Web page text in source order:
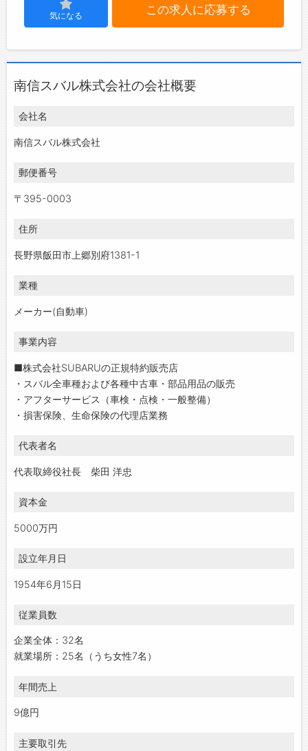
気になる この求人に応募する
南信スバル株式会社の会社概要
会社名
南信スバル株式会社
郵便番号
〒395-0003
住所
長野県飯田市上郷別府1381-1
業種
メーカー(自動車)
事業内容
■株式会社SUBARUの正規特約販売店
・スバル全車種および各種中古車・部品用品の販売
・アフターサービス（車検・点検・一般整備）
・損害保険、生命保険の代理店業務
代表者名
代表取締役社長 柴田 洋忠
資本金
5000万円
設立年月日
1954年6月15日
従業員数
企業全体：32名
就業場所：25名（うち女性7名）
年間売上
9億円
主要取引先